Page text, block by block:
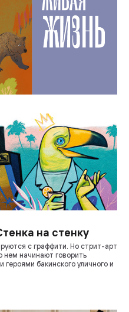
на стенку
с граффити. Но стрит-арт
нем начинают говорить
бакинского уличного и